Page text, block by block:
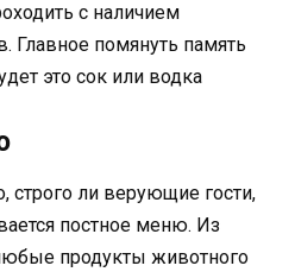
с наличием
Главное помянуть память
это сок или водка
строго ли верующие гости,
постное меню. Из
продукты животного